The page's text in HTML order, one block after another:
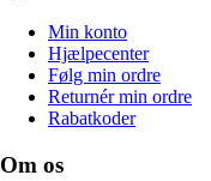
Min konto
Hjælpecenter
Følg min ordre
Returnér min ordre
Rabatkoder
Om os